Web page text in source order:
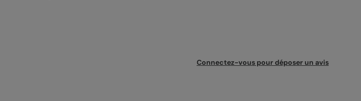
Connectez-vous pour déposer un avis